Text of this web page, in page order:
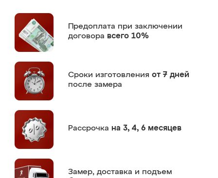
Предоплата при заключении
договора всего 10%
Сроки изготовления от 7 дней
после замера
Рассрочка на 3, 4, 6 месяцев
Замер, доставка и подъем